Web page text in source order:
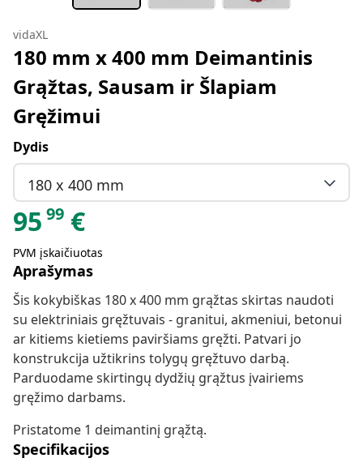
vidaXL
180 mm x 400 mm Deimantinis
Grąžtas, Sausam ir Šlapiam
Gręžimui
Dydis
180 x 400 mm
95 99 €
PVM įskaičiuotas
Aprašymas
Šis kokybiškas 180 x 400 mm grąžtas skirtas naudoti
su elektriniais gręžtuvais - granitui, akmeniui, betonui
ar kitiems kietiems paviršiams gręžti. Patvari jo
konstrukcija užtikrins tolygų gręžtuvo darbą.
Parduodame skirtingų dydžių grąžtus įvairiems
gręžimo darbams.
Pristatome 1 deimantinį grąžtą.
Specifikacijos